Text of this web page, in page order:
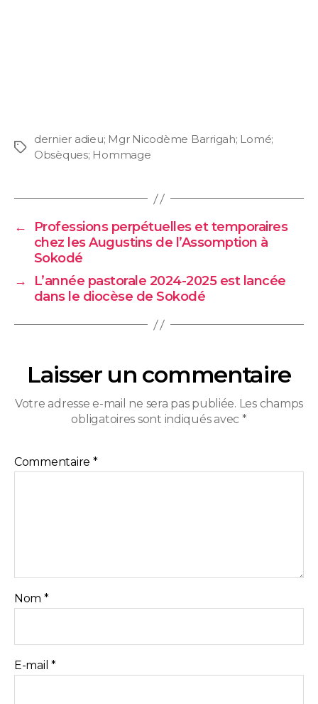
dernier adieu; Mgr Nicodème Barrigah; Lomé;
Obsèques; Hommage
←
Professions perpétuelles et temporaires
chez les Augustins de l’Assomption à
Sokodé
→
L’année pastorale 2024-2025 est lancée
dans le diocèse de Sokodé
Laisser un commentaire
Votre adresse e-mail ne sera pas publiée. Les champs
obligatoires sont indiqués avec *
Commentaire *
Nom *
E-mail*